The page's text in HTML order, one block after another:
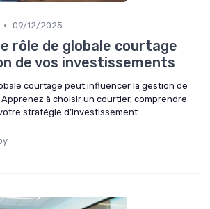
• 09/12/2025
rôle de globale courtage
de vos investissements
courtage peut influencer la gestion de
à choisir un courtier, comprendre
stratégie d’investissement.